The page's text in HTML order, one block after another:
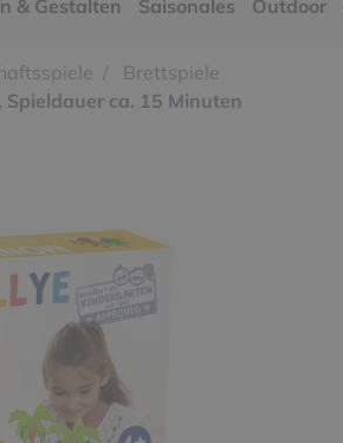
& Gestalten Saisonales Outdoor
Brettspiele
ca. 15 Minuten